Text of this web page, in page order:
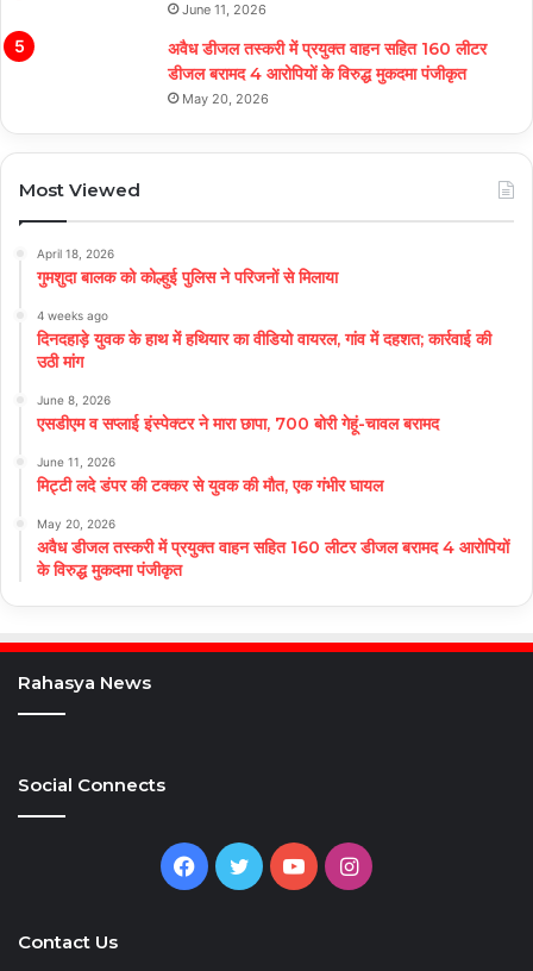
June 11, 2026
अवैध डीजल तस्करी में प्रयुक्त वाहन सहित 160 लीटर
डीजल बरामद 4 आरोपियों के विरुद्ध मुकदमा पंजीकृत
May 20, 2026
Most Viewed
April 18, 2026
गुमशुदा बालक को कोल्हुई पुलिस ने परिजनों से मिलाया
4 weeks ago
दिनदहाड़े युवक के हाथ में हथियार का वीडियो वायरल, गांव में दहशत; कार्रवाई की
उठी मांग
June 8, 2026
एसडीएम व सप्लाई इंस्पेक्टर ने मारा छापा, 700 बोरी गेहूं-चावल बरामद
June 11, 2026
मिट्टी लदे डंपर की टक्कर से युवक की मौत, एक गंभीर घायल
May 20, 2026
अवैध डीजल तस्करी में प्रयुक्त वाहन सहित 160 लीटर डीजल बरामद 4 आरोपियों
के विरुद्ध मुकदमा पंजीकृत
Rahasya News
Social Connects
Facebook
TwitterYouTubeInstagram
Contact Us